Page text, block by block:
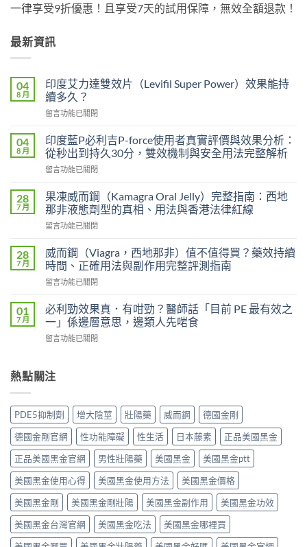
一律享受9折優惠！且享受7天的試用保障，無效全額退款！
最新資訊
04
8 月
印度艾力達雙效片（Levifil Super Power）效果能持
續多久？
在
度
艾
力
達
效
片
（Levifil
Super
效
果
持
多
久？〉
中
留言功能已關閉
04
8 月
印度藍P必利吉P-force使用者真實評價與效果分析：
從秒出到持久30分，雙效機制與安全用法完整解析
在
度
藍
P
必
吉
P-
force
使
者
真
評
效
析：
從
秒
出
到
持
久
30
分，
雙
效
機
留言功能已關閉
28
7 月
果凍威而鋼（Kamagra Oral Jelly）完整指南：西地
那非液態劑型的真相、用法與香港法律紅線
在
凍
威
而
鋼
Oral
Jelly）
整
西
非
液
態
劑
型
的
真
相、
用
法
與
香
留言功能已關閉
28
7 月
威而鋼（Viagra，西地那非）值不值得買？藥效持續
時間、正確用法與副作用完整評測指南
在
而
鋼
（Viagra，
西
非）
值
得
買？
藥
效
持
續
時
間、
正
確
用
留言功能已關閉
01
7 月
必利勁效果真．有咁勁？醫師話「目前 PE 最有效之
一」係邊層意思，邊類人先啱食
在
勁
效
真．
有
咁
勁？
醫
師
話
「目
前
PE
最
有
留言功能已關閉
熱點關注
PDE5抑制劑 增大陰莖 壯陽藥 威而鋼
德國金剛
德國金剛官網
性功能障礙 性生活 日本藤素
正品美國黑金
正品美國黑金官網
男性壯陽藥 美國黑金
美國黑金ptt
美國黑金使用心得
美國黑金使用方法
美國黑金價格
美國黑金剛
美國黑金剛壯陽 美國黑金副作用
美國黑金功效
美國黑金台灣官網
美國黑金吃法
美國黑金哪裡買